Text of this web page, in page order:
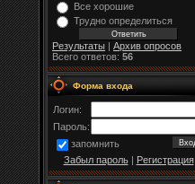
Все хорошие
Трудно определиться
Результаты
Архив опросов
Всего ответов: 56
Форма входа
Логин:
Пароль:
запомнить
Забыл пароль| Регистрация